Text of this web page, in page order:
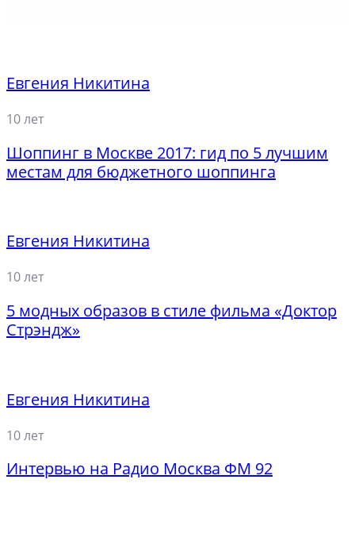
Евгения Никитина
10 лет
Шоппинг в Москве 2017: гид по 5 лучшим
местам для бюджетного шоппинга
Евгения Никитина
10 лет
5 модных образов в стиле фильма «Доктор
Стрэндж»
Евгения Никитина
10 лет
Интервью на Радио Москва ФМ 92